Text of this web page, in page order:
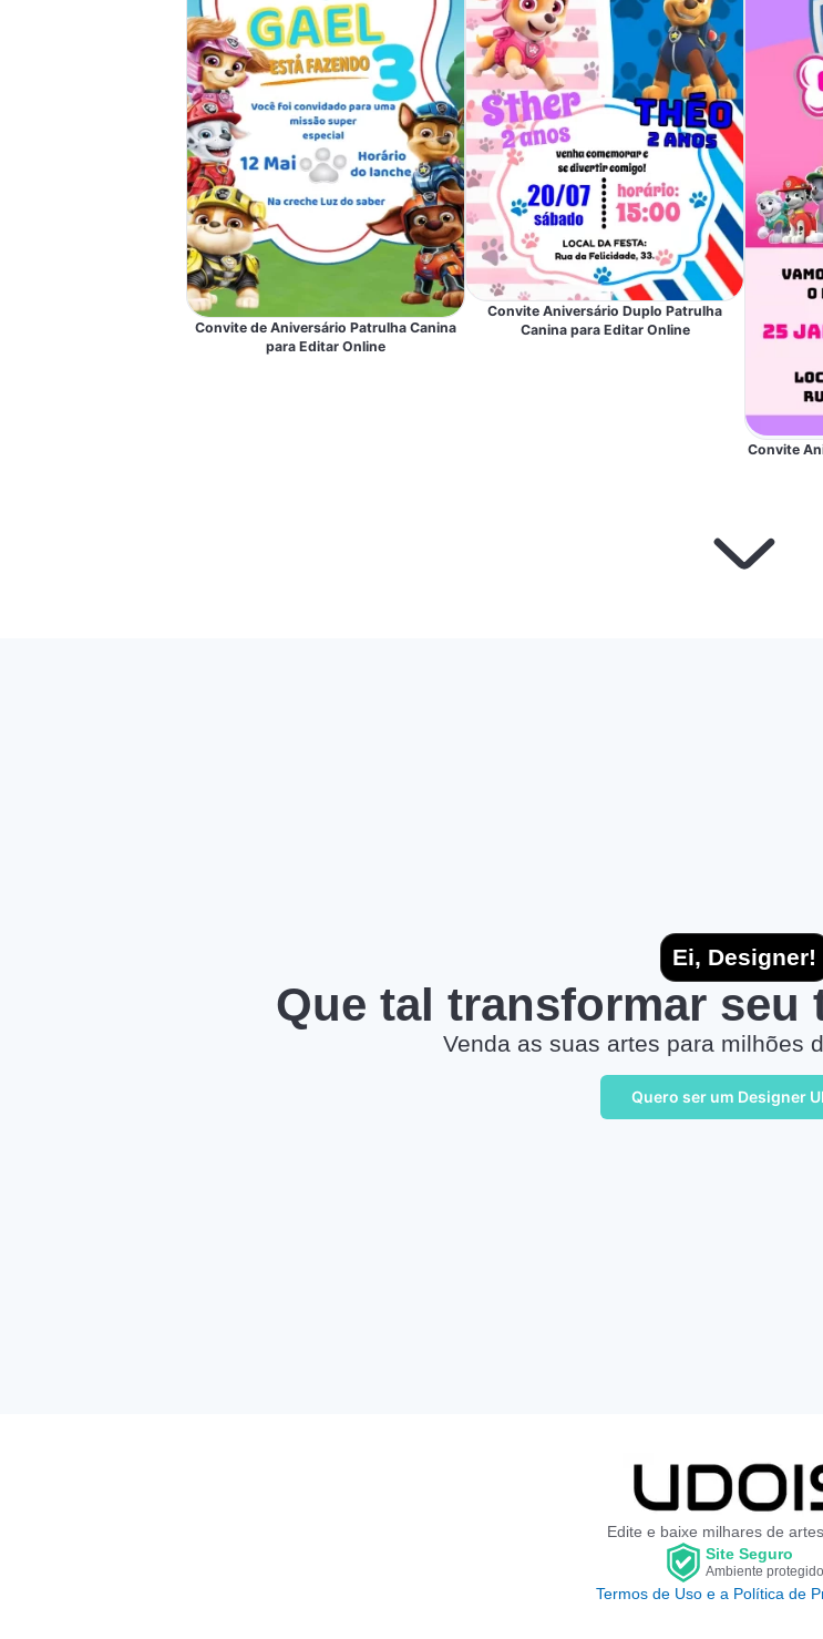
Convite de Aniversário Patrulha Canina
para Editar Online
Convite Aniversário Duplo Patrulha
Canina para Editar Online
Convite
Ei, Designer!
Que tal transformar seu
Venda as suas artes para milhões
Quero ser um Designer
Edite e baixe milhares de
Site Seguro
Ambiente protegido.
Termos de Uso e a Política de